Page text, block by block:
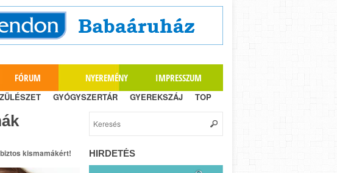
FÓRUM NYEREMÉNY IMPRESSZUM
GYÓGYSZERTÁR GYEREKSZÁJ TOP
kismamákért! HIRDETÉS